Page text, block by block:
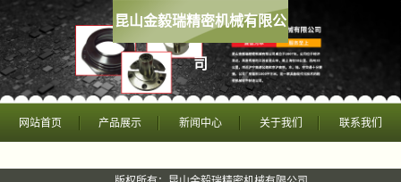
昆山金毅瑞精密机械有限公
司
网站首页 产品展示 新闻中心 关于我们 联系我们